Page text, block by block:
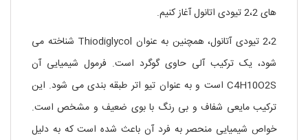
های 2،2 تیودی اتانول آغاز کنیم.
2،2 تیودی آتانول، همچنین به عنوان Thiodiglycol شناخته می
شود، یک ترکیب آلی حاوی گوگرد است. فرمول شیمیایی آن
C4H10O2S است و به عنوان تیو اتر طبقه بندی می شود. این
ترکیب مایعی شفاف و بی رنگ با بوی ضعیف و مشخص است.
خواص شیمیایی منحصر به فرد آن باعث شده است که به دلیل